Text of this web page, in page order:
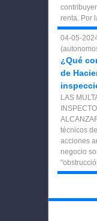
renta. Por
04-05-
¿Qué
de
LAS
técnicos
acciones
negocio